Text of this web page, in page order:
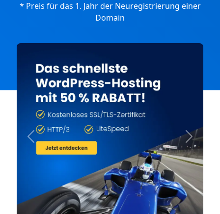
* Preis für das 1. Jahr der Neuregistrierung einer
Domain
Previous Next